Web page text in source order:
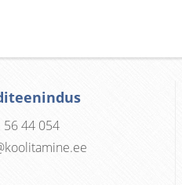
56 44 054